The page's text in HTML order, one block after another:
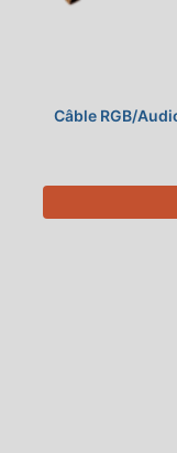
Câble RGB/